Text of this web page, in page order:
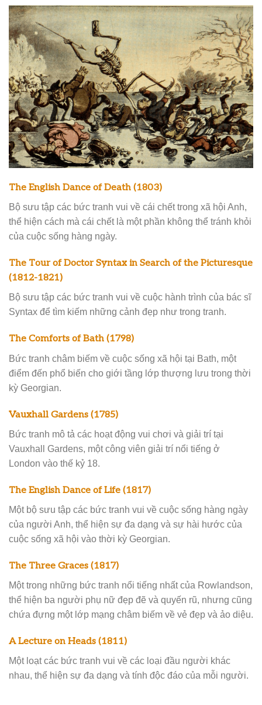
The English Dance of Death (1803)
Bộ sưu tập các bức tranh vui về cái chết trong xã hội Anh,
thể hiện cách mà cái chết là một phần không thể tránh khỏi
của cuộc sống hàng ngày.
The Tour of Doctor Syntax in Search of the Picturesque
(1812-1821)
Bộ sưu tập các bức tranh vui về cuộc hành trình của bác sĩ
Syntax để tìm kiếm những cảnh đẹp như trong tranh.
The Comforts of Bath (1798)
Bức tranh châm biếm về cuộc sống xã hội tại Bath, một
điểm đến phổ biến cho giới tầng lớp thượng lưu trong thời
kỳ Georgian.
Vauxhall Gardens (1785)
Bức tranh mô tả các hoạt động vui chơi và giải trí tại
Vauxhall Gardens, một công viên giải trí nổi tiếng ở
London vào thế kỷ 18.
The English Dance of Life (1817)
Một bộ sưu tập các bức tranh vui về cuộc sống hàng ngày
của người Anh, thể hiện sự đa dạng và sự hài hước của
cuộc sống xã hội vào thời kỳ Georgian.
The Three Graces (1817)
Một trong những bức tranh nổi tiếng nhất của Rowlandson,
thể hiện ba người phụ nữ đẹp đẽ và quyến rũ, nhưng cũng
chứa đựng một lớp mạng châm biếm về vẻ đẹp và ảo diệu.
A Lecture on Heads (1811)
Một loạt các bức tranh vui về các loại đầu người khác
nhau, thể hiện sự đa dạng và tính độc đáo của mỗi người.